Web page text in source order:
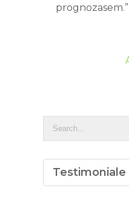
prognozasem.”